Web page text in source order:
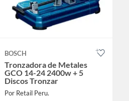
BOSCH
Tronzadora de Metales
GCO 14-24 2400w + 5
Discos Tronzar
Por Retail Peru.